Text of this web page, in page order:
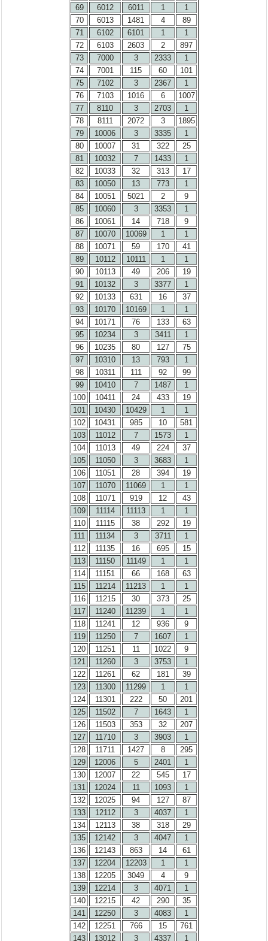
69
6012 6011 1
1
70
6013 1481 4
89
71
6102 6101 1
1
72
6103 2603 2
897
73
7000 3 2333
1
74
7001 115 60
101
75
7102 3 2367
1
76
7103 1016 6
1007
77
8110 3 2703
1
78
8111 2072 3
1895
79
10006 3 3335
1
80
10007 31 322
25
81
10032 7 1433
1
82
10033 32 313
17
83
10050 13 773
1
84
10051 5021 2
9
85
10060 3 3353
1
86
10061 14 718
9
87
10070 10069 1
1
88
10071 59 170
41
89
10112 10111 1
1
90
10113 49 206
19
91
10132 3 3377
1
92
10133 631 16
37
93
10170 10169 1
1
94
10171 76 133
63
95
10234 3 3411
1
96
10235 80 127
75
97
10310 13 793
1
98
10311 111 92
99
99
10410 7 1487
1
100
10411 24 433
19
101
10430 10429 1
1
102
10431 985 10
581
103
11012 7 1573
1
104
11013 49 224
37
105
11050 3 3683
1
106
11051 28 394
19
107
11070 11069 1
1
108
11071 919 12
43
109
11114 11113 1
1
110
11115 38 292
19
111
11134 3 3711
1
112
11135 16 695
15
113
11150 11149 1
1
114
11151 66 168
63
115
11214 11213 1
1
116
11215 30 373
25
117
11240 11239 1
1
118
11241 12 936
9
119
11250 7 1607
1
120
11251 11 1022
9
121
11260 3 3753
1
122
11261 62 181
39
123
11300 11299 1
1
124
11301 222 50
201
125
11502 7 1643
1
126
11503 353 32
207
127
11710 3 3903
1
128
11711 1427 8
295
129
12006 5 2401
1
130
12007 22 545
17
131
12024 11 1093
1
132
12025 94 127
87
133
12112 3 4037
1
134
12113 38 318
29
135
12142 3 4047
1
136
12143 863 14
61
137
12204 12203 1
1
138
12205 3049 4
9
139
12214 3 4071
1
140
12215 42 290
35
141
12250 3 4083
1
142
12251 766 15
761
143
13012 3 4337 1